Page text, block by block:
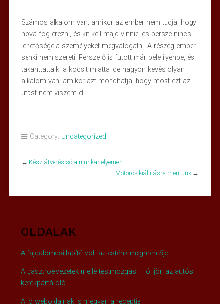
Számos alkalom van, amikor az ember nem tudja, hogy
hová fog érezni, és kit kell majd vinnie, és persze nincs
lehetősége a személyeket megválogatni. A részeg ember
senki nem szereti. Persze ő is futott már bele ilyenbe, és
takaríttatta ki a kocsit miatta, de nagyon kevés olyan
alkalom van, amikor azt mondhatja, hogy most ezt az
utast nem viszem el.
Category: Uncategorized
← Kész átverés só a munkahelyemen
Motoros kiállításra mentünk→
OLDALAK
A fájdalomcsillapító volt az esténk megmentője
A gasztroélvezetek mellé testmozgás – jól jön az autós
kerékpártároló
A jó weboldalnak is megvan a receptje